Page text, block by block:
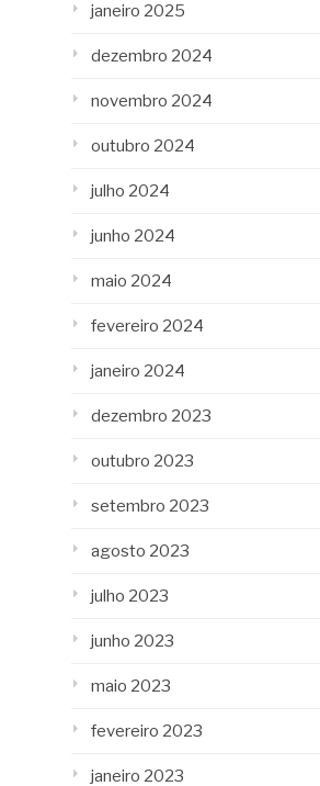
janeiro 2025
dezembro 2024
novembro 2024
outubro 2024
julho 2024
junho 2024
maio 2024
fevereiro 2024
janeiro 2024
dezembro 2023
outubro 2023
setembro 2023
agosto 2023
julho 2023
junho 2023
maio 2023
fevereiro 2023
janeiro 2023